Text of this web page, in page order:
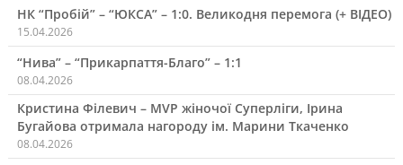
НК “Пробій” – “ЮКСА” – 1:0. Великодня перемога (+ ВІДЕО)
15.04.2026
“Нива” – “Прикарпаття-Благо” – 1:1
08.04.2026
Кристина Філевич – MVP жіночої Суперліги, Ірина
Бугайова отримала нагороду ім. Марини Ткаченко
08.04.2026